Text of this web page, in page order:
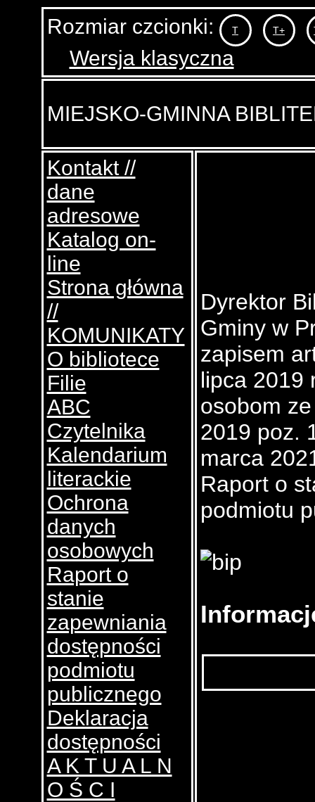
Rozmiar czcionki: T T+
Wersja klasyczna
MIEJSKO-GMINNA
Kontakt //
dane
adresowe
Katalog on-
line
Strona główna
//
KOMUNIKATY
O bibliotece
Filie
ABC
Czytelnika
Kalendarium
literackie
Ochrona
danych
osobowych
Raport o
stanie
zapewniania
dostępności
podmiotu
publicznego
Deklaracja
dostępności
A K T U A L N
O Ś C I
Dyrektor
Gminy w
zapisem
lipca 2019
osobom
2019 poz.
marca
Raport o
podmiotu